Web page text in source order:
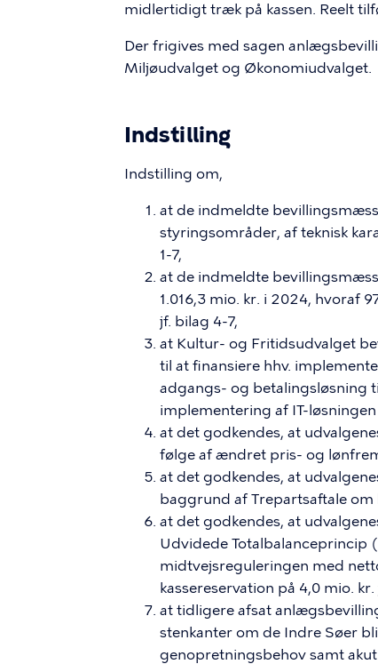
midlertidigt træk på kassen. Reelt
Der frigives med sagen
Miljøudvalget og Økonomiudvalget.
Indstilling
Indstilling om,
at de indmeldte
styringsområder, af teknisk
1-7,
at de indmeldte
1.016,3 mio. kr. i 2024, hvoraf
jf. bilag 4-7,
at Kultur- og Fritidsudvalget
til at finansiere hhv.
adgangs- og betalingsløsning
implementering af IT-
at det godkendes, at
følge af ændret pris- og
at det godkendes, at
baggrund af Trepartsaftale
at det godkendes, at
Udvidede Totalbalanceprincip
midtvejsreguleringen med
kassereservation på 4,0 mio. kr.
at tidligere afsat
stenkanter om de Indre Søer
genopretningsbehov samt